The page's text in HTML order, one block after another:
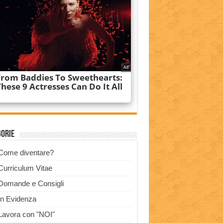
diventare?
Vitae
e Consigli
Evidenza
con "NOI"